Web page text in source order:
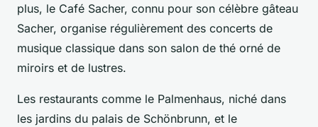
plus, le Café Sacher, connu pour son célèbre gâteau
Sacher, organise régulièrement des concerts de
musique classique dans son salon de thé orné de
miroirs et de lustres.
Les restaurants comme le Palmenhaus, niché dans
les jardins du palais de Schönbrunn, et le